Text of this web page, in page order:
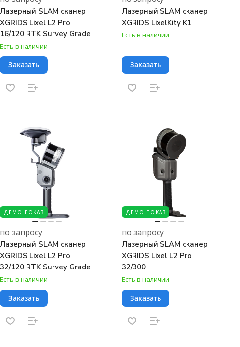
Лазерный SLAM сканер
XGRIDS Lixel L2 Pro
16/120 RTK Survey Grade
Есть в наличии
Заказать
Лазерный SLAM сканер
XGRIDS LixelKity K1
Есть в наличии
Заказать
ДЕМО-ПОКАЗ
по запросу
Лазерный SLAM сканер
XGRIDS Lixel L2 Pro
32/120 RTK Survey Grade
Есть в наличии
Заказать
ДЕМО-ПОКАЗ
по запросу
Лазерный SLAM сканер
XGRIDS Lixel L2 Pro
32/300
Есть в наличии
Заказать